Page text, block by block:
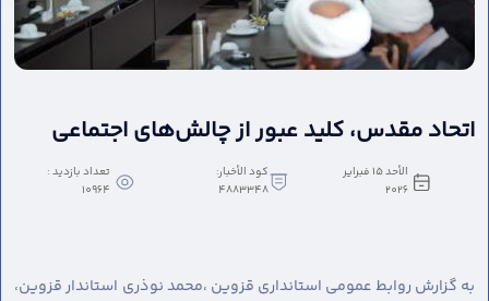
اتحاد مقدس، کلید عبور از چالش‌های اجتماعی
الأحد ١٥ فبراير
٢٠٢٦
كود الأخبار:
4883348
تعداد بازدید :
10964
به گزارش روابط عمومی استانداری قزوین ،محمد نوذری استاندار قزوین،